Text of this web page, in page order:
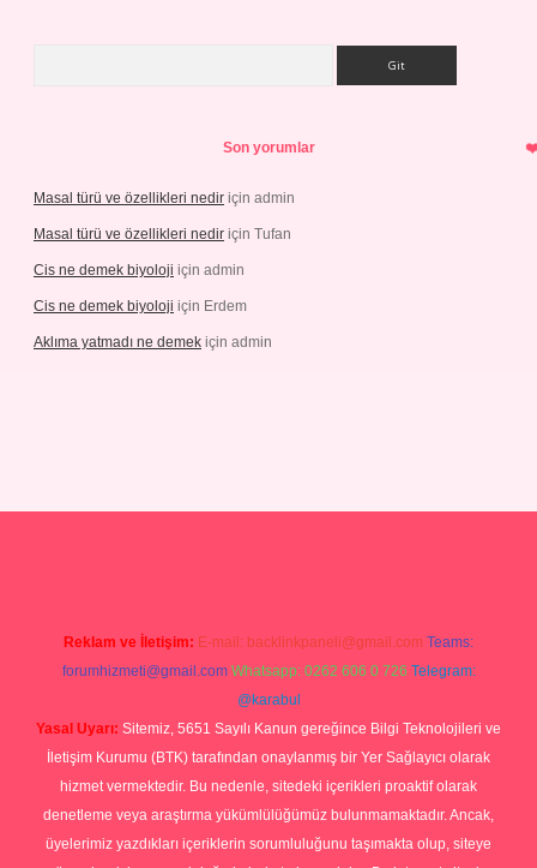
Son yorumlar
Masal türü ve özellikleri nedir için admin
Masal türü ve özellikleri nedir için Tufan
Cis ne demek biyoloji için admin
Cis ne demek biyoloji için Erdem
Aklıma yatmadı ne demek için admin
Reklam ve İletişim: E-mail: backlinkpaneli@gmail.com Teams:
forumhizmeti@gmail.com Whatsapp: 0262 606 0 726 Telegram:
@karabul
Yasal Uyarı: Sitemiz, 5651 Sayılı Kanun gereğince Bilgi Teknolojileri ve
İletişim Kurumu (BTK) tarafından onaylanmış bir Yer Sağlayıcı olarak
hizmet vermektedir. Bu nedenle, sitedeki içerikleri proaktif olarak
denetleme veya araştırma yükümlülüğümüz bulunmamaktadır. Ancak,
üyelerimiz yazdıkları içeriklerin sorumluluğunu taşımakta olup, siteye